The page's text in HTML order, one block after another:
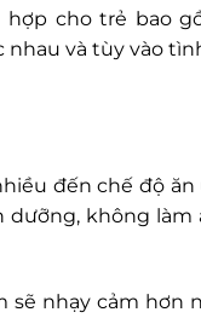
cho trẻ bao
và tùy vào
đến chế độ
không
nhạy cảm